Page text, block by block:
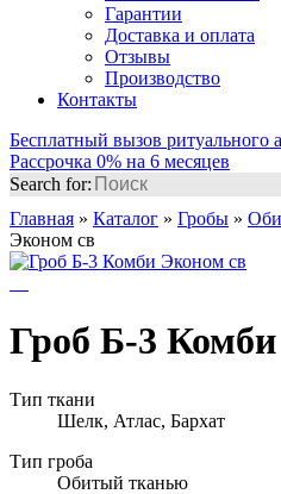
Гарантии
Доставка и оплата
Отзывы
Производство
Контакты
Бесплатный вызов ритуального
Рассрочка 0% на 6 месяцев
Search for:
Главная » Каталог » Гробы »
Эконом св
Гроб Б-3
Тип ткани
Шелк, Атлас, Бархат
Тип гроба
Обитый тканью